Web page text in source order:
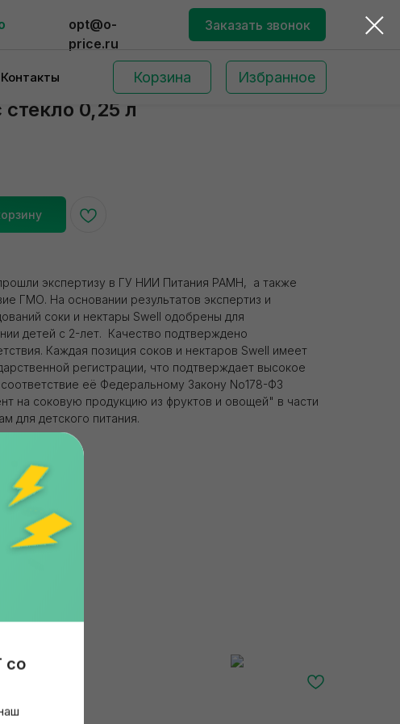
opt@o-
price.ru
Заказать звонок
Контакты Корзина Избранное
0,25 л
экспертизу в ГУ НИИ Питания РАМН, а также
ГМО. На основании результатов экспертиз и
соки и нектары Swell одобрены для
детей с 2-лет. Качество подтверждено
Каждая позиция соков и нектаров Swell имеет
регистрации, что подтверждает высокое
её Федеральному Закону No178-ФЗ
на соковую продукцию из фруктов и овощей" в части
для детского питания.
со